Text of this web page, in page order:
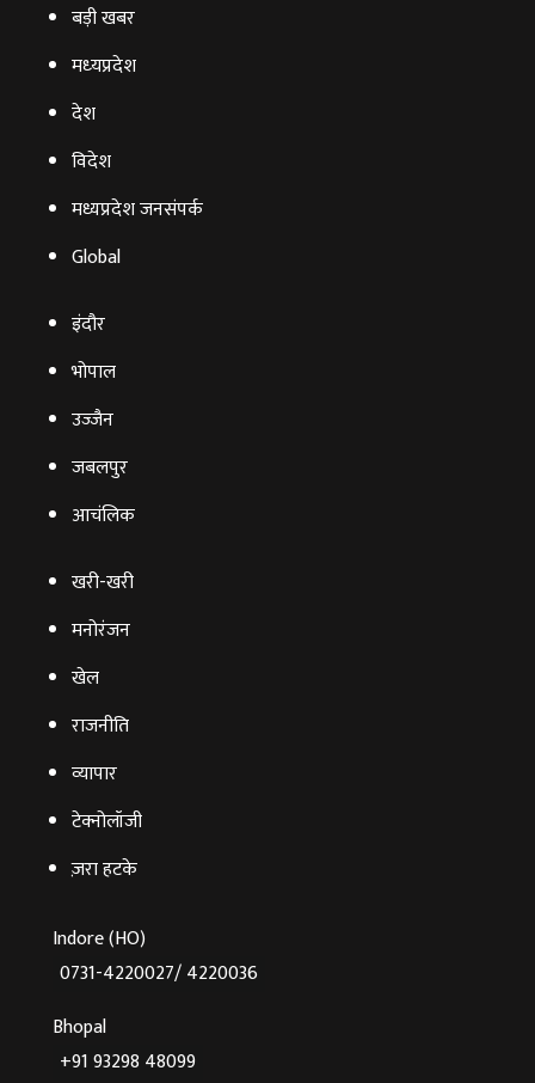
बड़ी खबर
मध्‍यप्रदेश
देश
विदेश
मध्यप्रदेश जनसंपर्क
Global
इंदौर
भोपाल
उज्‍जैन
जबलपुर
आचंलिक
खरी-खरी
मनोरंजन
खेल
राजनीति
व्‍यापार
टेक्‍नोलॉजी
ज़रा हटके
Indore (HO)
0731-4220027/ 4220036
Bhopal
+91 93298 48099